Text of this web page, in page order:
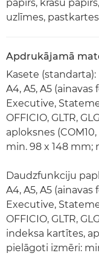
papīrs, krāsu
uzlīmes,
Apdrukājamā
Kasete (standarta):
A4, A5, A5
Executive,
OFFICIO, GLTR,
aploksnes
min. 98 x 148 mm;
Daudzfunkciju
A4, A5, A5
Executive,
OFFICIO, GLTR,
indeksa kartītes,
pielāgoti izmēri: